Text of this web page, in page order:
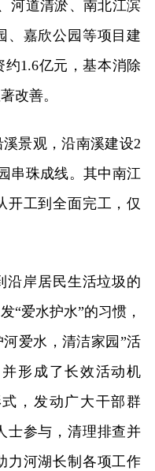
河道清淤、南北江滨
、嘉欣公园等项目建
1.6亿元，基本消除
改善。
景观，沿南溪建设2
串珠成线。其中南江
开工到全面完工，仅
沿岸居民生活垃圾的
“爱水护水”的习惯，
爱水，清洁家园”活
形成了长效活动机
，发动广大干部群
士参与，清理排查并
力河湖长制各项工作